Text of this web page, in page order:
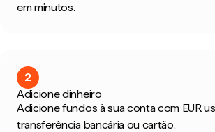
em minutos.
2
Adicione dinheiro
Adicione fundos à sua conta com EUR
transferência bancária ou cartão.